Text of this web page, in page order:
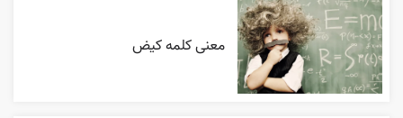
معنی کلمه کیض